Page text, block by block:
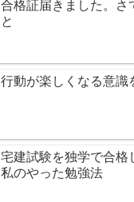
合格証届きました。さ
と
行動が楽しくなる意識
宅建試験を独学で合
私のやった勉強法